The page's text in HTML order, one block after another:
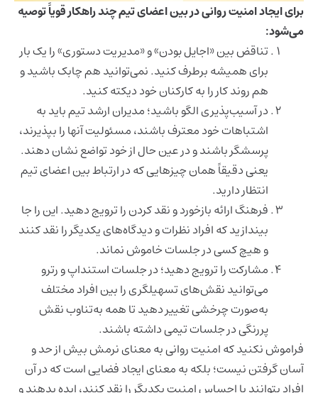
برای ایجاد امنیت روانی در بین اعضای تیم چند راهکار قویاً توصیه
می‌شود:
تناقض بین «اجایل بودن» و «مدیریت دستوری» را یک بار
برای همیشه برطرف کنید. نمی‌توانید هم چابک باشید و
هم روند کار را به کارکنان خود دیکته کنید.
در آسیب‌پذیری الگو باشید؛ مدیران ارشد تیم باید به
اشتباهات خود معترف باشند، مسئولیت آنها را بپذیرند،
پرسشگر باشند و در عین حال از خود تواضع نشان دهند.
یعنی دقیقاً همان چیزهایی که در ارتباط بین اعضای تیم
انتظار دارید.
فرهنگ ارائه بازخورد و نقد کردن را ترویج دهید. این را جا
بیندازید که افراد نظرات و دیدگاه‌های یکدیگر را نقد کنند
و هیچ کسی در جلسات خاموش نماند.
مشارکت را ترویج دهید؛ در جلسات استنداپ و رترو
می‌توانید نقش‌های تسهیلگری را بین افراد مختلف
به‌صورت چرخشی تغییر دهید تا همه به‌تناوب نقش
پررنگی در جلسات تیمی داشته باشند.
فراموش نکنید که امنیت روانی به معنای نرمش بیش از حد و
آسان گرفتن نیست؛ بلکه به معنای ایجاد فضایی است که در آن
افراد بتوانند با احساس امنیت یکدیگر را نقد کنند، ایده بدهند و